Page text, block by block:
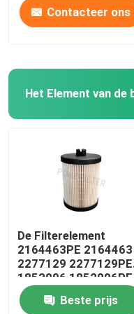
Contacteer ons
Het Element van
De Filterelement
2164463PE 2164463
2277129 2277129PE
1852006 1852006PE
van de
Beste prijs